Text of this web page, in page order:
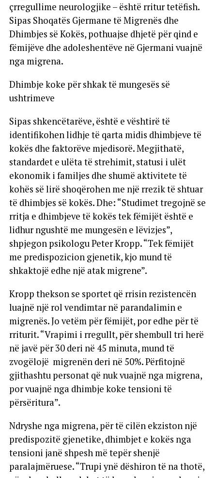
çrregullime neurologjike – është rritur tetëfish.
Sipas Shoqatës Gjermane të Migrenës dhe
Dhimbjes së Kokës, pothuajse dhjetë për qind e
fëmijëve dhe adoleshentëve në Gjermani vuajnë
nga migrena.
Dhimbje koke për shkak të mungesës së
ushtrimeve
Sipas shkencëtarëve, është e vështirë të
identifikohen lidhje të qarta midis dhimbjeve të
kokës dhe faktorëve mjedisorë. Megjithatë,
standardet e ulëta të strehimit, statusi i ulët
ekonomik i familjes dhe shumë aktivitete të
kohës së lirë shoqërohen me një rrezik të shtuar
të dhimbjes së kokës. Dhe: “Studimet tregojnë se
rritja e dhimbjeve të kokës tek fëmijët është e
lidhur ngushtë me mungesën e lëvizjes”,
shpjegon psikologu Peter Kropp. “Tek fëmijët
me predispozicion gjenetik, kjo mund të
shkaktojë edhe një atak migrene”.
Kropp thekson se sportet që rrisin rezistencën
luajnë një rol vendimtar në parandalimin e
migrenës. Jo vetëm për fëmijët, por edhe për të
rriturit. “Vrapimi i rregullt, për shembull tri herë
në javë për 30 deri në 45 minuta, mund të
zvogëlojë migrenën deri në 50%. Përfitojnë
gjithashtu personat që nuk vuajnë nga migrena,
por vuajnë nga dhimbje koke tensioni të
përsëritura”.
Ndryshe nga migrena, për të cilën ekziston një
predispozitë gjenetike, dhimbjet e kokës nga
tensioni janë shpesh më tepër shenjë
paralajmëruese. “Trupi ynë dëshiron të na thotë,